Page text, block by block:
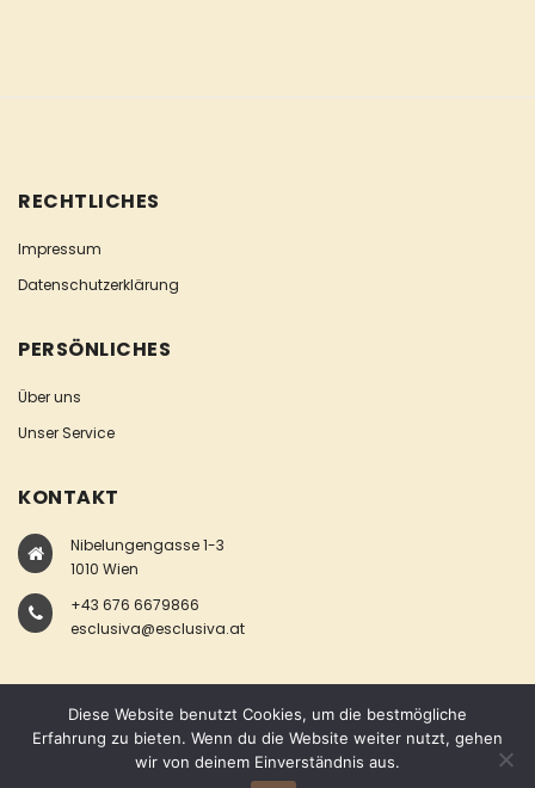
RECHTLICHES
Impressum
Datenschutzerklärung
PERSÖNLICHES
Über uns
Unser Service
KONTAKT
Nibelungengasse 1-3
1010 Wien
+43 676 6679866
esclusiva@esclusiva.at
COPYRIGHT © ESCLUSIVA
Diese Website benutzt Cookies, um die bestmögliche
Erfahrung zu bieten. Wenn du die Website weiter nutzt, gehen
wir von deinem Einverständnis aus.